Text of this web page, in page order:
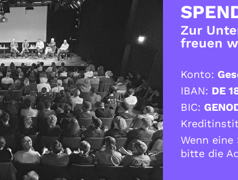
Zur
freuen
Konto:
IBAN: DE
BIC:
Wenn
bitte die